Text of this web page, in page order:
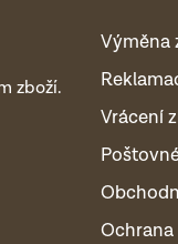
zboží.
Výměna
Vrácení